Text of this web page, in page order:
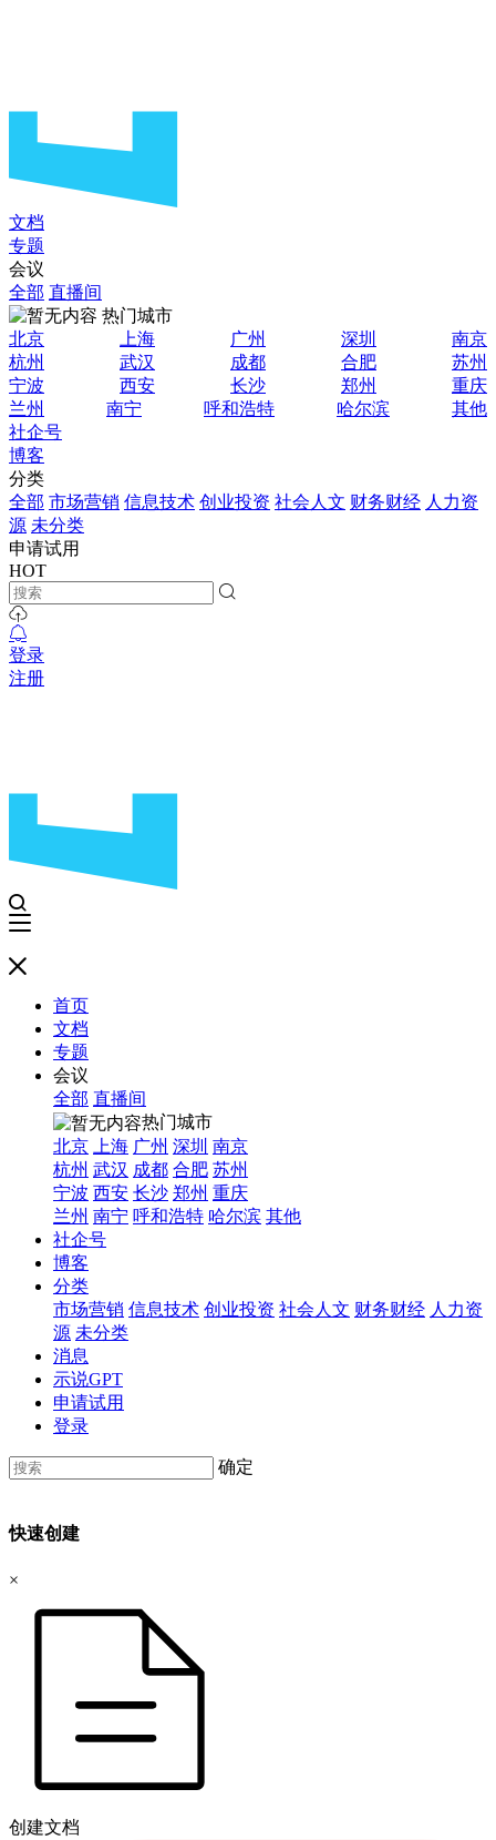
文档
专题
会议
全部 直播间
热门城市
北京
上海 广州 深圳
南京
杭州
武汉 成都 合肥
苏州
宁波
西安 长沙 郑州
重庆
兰州
南宁 呼和浩特 哈尔滨
其他
社企号
博客
分类
全部 市场营销 信息技术 创业投资 社会人文 财务财经 人力资
源 未分类
申请试用
HOT
登录
注册
首页
文档
专题
会议
全部 直播间
热门城市
北京
上海 广州 深圳 南京
杭州 武汉 成都 合肥 苏州
宁波 西安 长沙 郑州 重庆
兰州 南宁 呼和浩特 哈尔滨 其他
社企号
博客
分类
市场营销 信息技术 创业投资 社会人文 财务财经 人力资
源 未分类
消息
示说GPT
申请试用
登录
确定
快速创建
×
创建文档